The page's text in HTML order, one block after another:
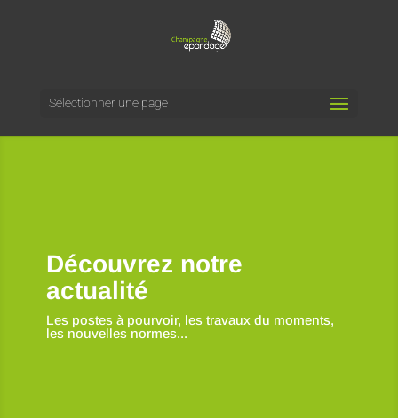
Sélectionner une page
Découvrez notre
actualité
Les postes à pourvoir, les travaux du moments,
les nouvelles normes...